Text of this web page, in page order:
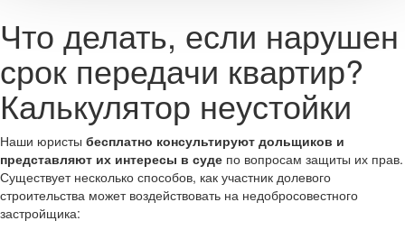
Что делать, если нарушен
срок передачи квартир?
Калькулятор неустойки
Наши юристы бесплатно консультируют дольщиков и
представляют их интересы в суде по вопросам защиты их прав.
Существует несколько способов, как участник долевого
строительства может воздействовать на недобросовестного
застройщика: